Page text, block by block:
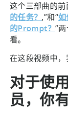
这个三部曲的
的任务？ ,”和“
的Prompt？ ”
看。
在这段视频中，
对于使
员，你